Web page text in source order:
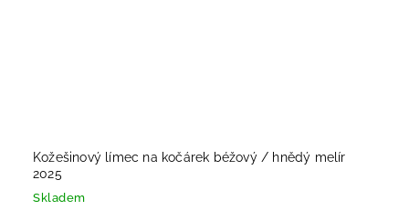
Kožešinový límec na kočárek béžový / hnědý melír
2025
Skladem